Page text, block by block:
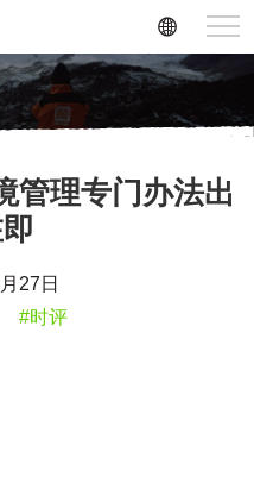
管理专门办法出
27日
#时评